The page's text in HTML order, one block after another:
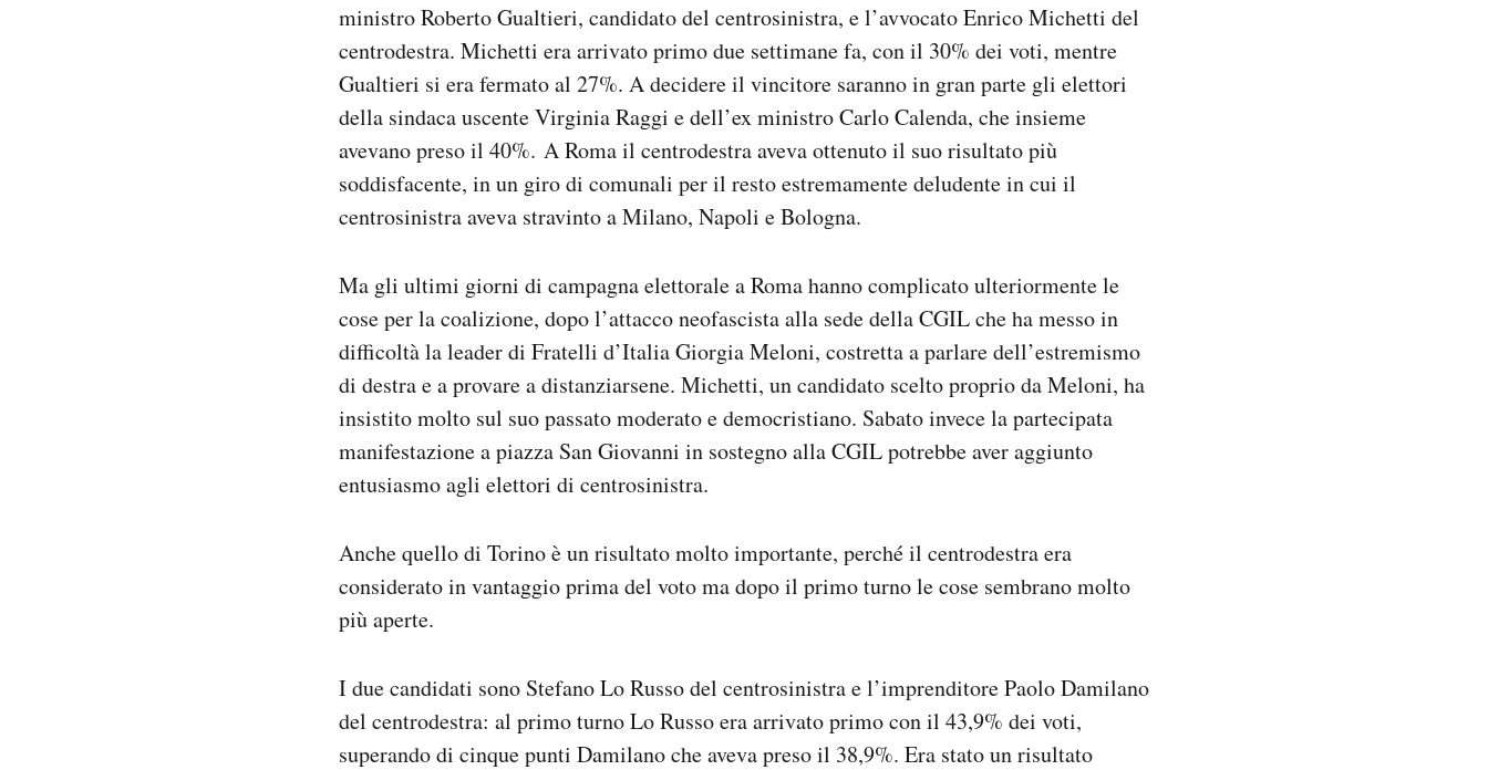
ministro Roberto Gualtieri, candidato del centrosinistra, e l’avvocato Enrico Michetti del
centrodestra. Michetti era arrivato primo due settimane fa, con il 30% dei voti, mentre
Gualtieri si era fermato al 27%. A decidere il vincitore saranno in gran parte gli elettori
della sindaca uscente Virginia Raggi e dell’ex ministro Carlo Calenda, che insieme
avevano preso il 40%. A Roma il centrodestra aveva ottenuto il suo risultato più
soddisfacente, in un giro di comunali per il resto estremamente deludente in cui il
centrosinistra aveva stravinto a Milano, Napoli e Bologna.
Ma gli ultimi giorni di campagna elettorale a Roma hanno complicato ulteriormente le
cose per la coalizione, dopo l’attacco neofascista alla sede della CGIL che ha messo in
difficoltà la leader di Fratelli d’Italia Giorgia Meloni, costretta a parlare dell’estremismo
di destra e a provare a distanziarsene. Michetti, un candidato scelto proprio da Meloni, ha
insistito molto sul suo passato moderato e democristiano. Sabato invece la partecipata
manifestazione a piazza San Giovanni in sostegno alla CGIL potrebbe aver aggiunto
entusiasmo agli elettori di centrosinistra.
Anche quello di Torino è un risultato molto importante, perché il centrodestra era
considerato in vantaggio prima del voto ma dopo il primo turno le cose sembrano molto
più aperte.
I due candidati sono Stefano Lo Russo del centrosinistra e l’imprenditore Paolo Damilano
del centrodestra: al primo turno Lo Russo era arrivato primo con il 43,9% dei voti,
superando di cinque punti Damilano che aveva preso il 38,9%. Era stato un risultato